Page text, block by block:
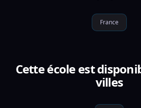
France
Cette école est
villes